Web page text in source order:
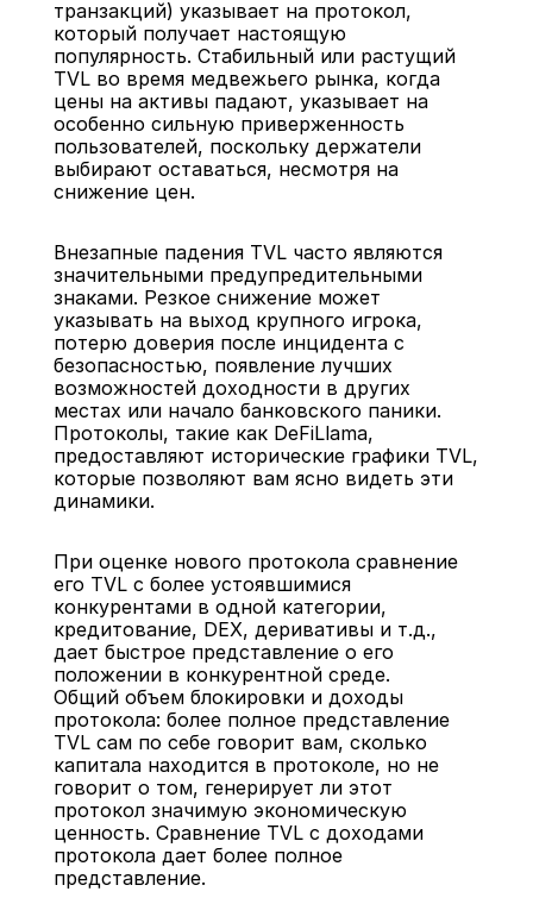
транзакций) указывает на протокол,
который получает настоящую
популярность. Стабильный или растущий
TVL во время медвежьего рынка, когда
цены на активы падают, указывает на
особенно сильную приверженность
пользователей, поскольку держатели
выбирают оставаться, несмотря на
снижение цен.
Внезапные падения TVL часто являются
значительными предупредительными
знаками. Резкое снижение может
указывать на выход крупного игрока,
потерю доверия после инцидента с
безопасностью, появление лучших
возможностей доходности в других
местах или начало банковского паники.
Протоколы, такие как DeFiLlama,
предоставляют исторические графики TVL,
которые позволяют вам ясно видеть эти
динамики.
При оценке нового протокола сравнение
его TVL с более устоявшимися
конкурентами в одной категории,
кредитование, DEX, деривативы и т.д.,
дает быстрое представление о его
положении в конкурентной среде.
Общий объем блокировки и доходы
протокола: более полное представление
TVL сам по себе говорит вам, сколько
капитала находится в протоколе, но не
говорит о том, генерирует ли этот
протокол значимую экономическую
ценность. Сравнение TVL с доходами
протокола дает более полное
представление.